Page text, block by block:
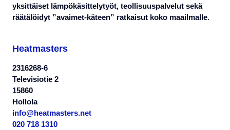
yksittäiset lämpökäsittelytyöt, teollisuuspalvelut sekä
räätälöidyt ”avaimet-käteen” ratkaisut koko maailmalle.
Heatmasters
2316268-6
Televisiotie 2
15860
Hollola
info@heatmasters.net
020 718 1310